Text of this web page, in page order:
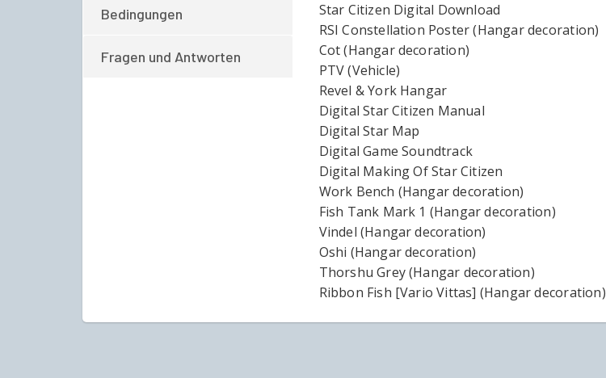
Bedingungen
Fragen und Antworten
Star Citizen Digital Download
RSI Constellation Poster (Hangar decoration)
Cot (Hangar decoration)
PTV (Vehicle)
Revel & York Hangar
Digital Star Citizen Manual
Digital Star Map
Digital Game Soundtrack
Digital Making Of Star Citizen
Work Bench (Hangar decoration)
Fish Tank Mark 1 (Hangar decoration)
Vindel (Hangar decoration)
Oshi (Hangar decoration)
Thorshu Grey (Hangar decoration)
Ribbon Fish [Vario Vittas] (Hangar decoration)